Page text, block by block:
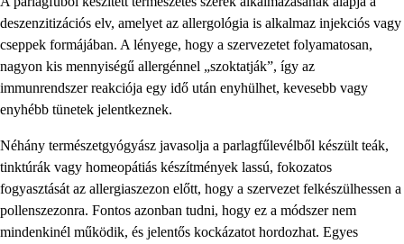
deszenzitizációs elv, amelyet az allergológia is alkalmaz injekciós vagy
cseppek formájában. A lényege, hogy a szervezetet folyamatosan,
nagyon kis mennyiségű allergénnel „szoktatják”, így az
immunrendszer reakciója egy idő után enyhülhet, kevesebb vagy
enyhébb tünetek jelentkeznek.
Néhány természetgyógyász javasolja a parlagfűlevélből készült teák,
tinktúrák vagy homeopátiás készítmények lassú, fokozatos
fogyasztását az allergiaszezon előtt, hogy a szervezet felkészülhessen a
pollenszezonra. Fontos azonban tudni, hogy ez a módszer nem
mindenkinél működik, és jelentős kockázatot hordozhat. Egyes